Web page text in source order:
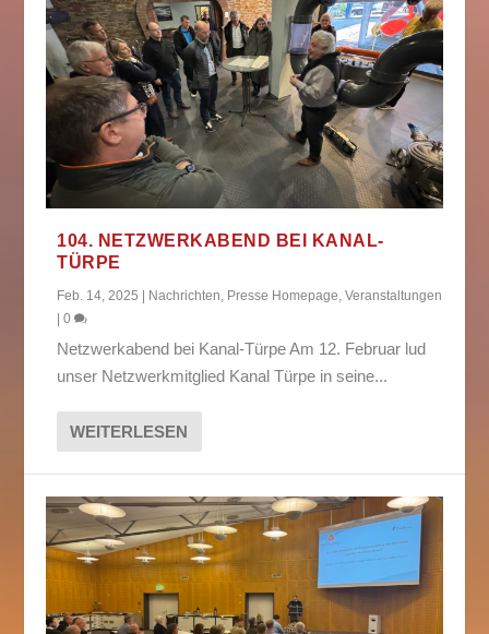
104. NETZWERKABEND BEI KANAL-
TÜRPE
Feb. 14, 2025 Nachrichten, Presse Homepage,Veranstaltungen
|0
Netzwerkabend bei Kanal-Türpe Am 12. Februar lud
unser Netzwerkmitglied Kanal Türpe in seine...
WEITERLESEN